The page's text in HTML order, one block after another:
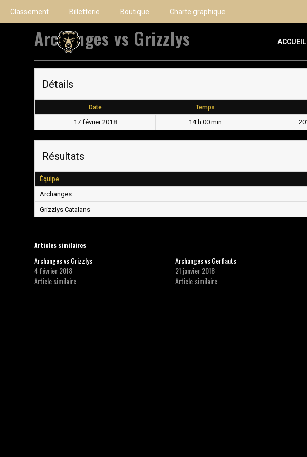
Classement Billetterie Boutique Charte graphique
ACCUEIL
Archanges vs Grizzlys
Détails
Date Temps
17 février 2018 14 h 00 min
Résultats
Équipe
Archanges
Grizzlys Catalans
Articles similaires
Archanges vs Grizzlys
4 février 2018
Article similaire
Archanges vs Gerfauts
21 janvier 2018
Article similaire